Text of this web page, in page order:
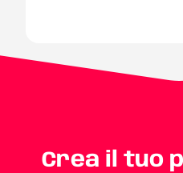
Crea il tuo